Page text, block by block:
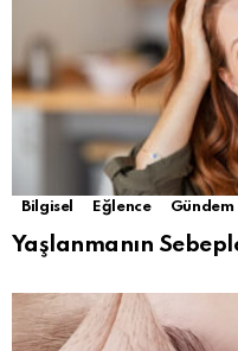
Bilgisel Eğlence Gündem
Yaşlanmanın